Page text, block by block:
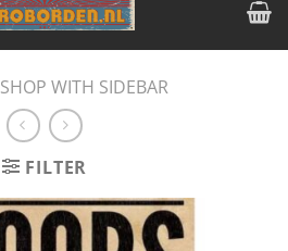
SHOP WITH SIDEBAR
FILTER